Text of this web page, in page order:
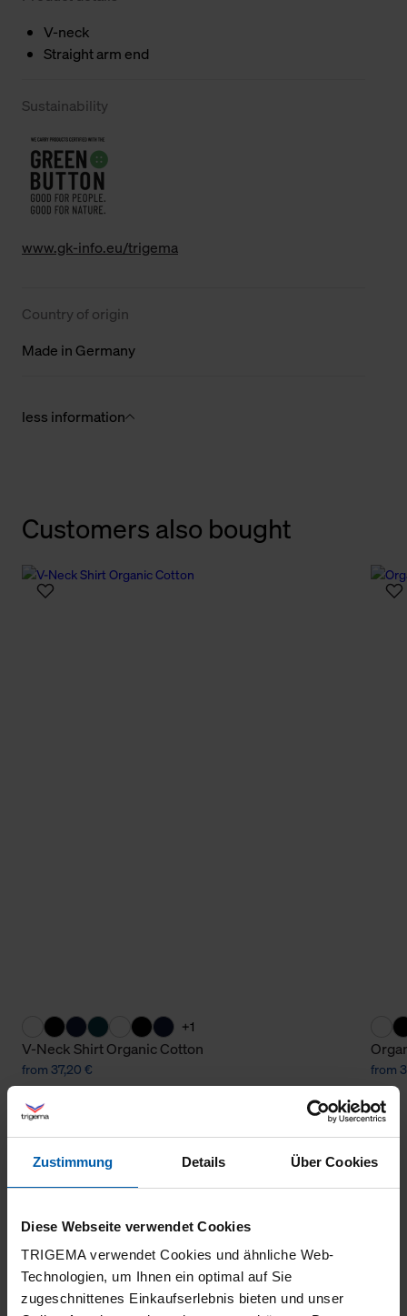
Zustimmung Details Über Cookies
Diese Webseite verwendet Cookies
TRIGEMA verwendet Cookies und ähnliche Web-
Technologien, um Ihnen ein optimal auf Sie
zugeschnittenes Einkaufserlebnis bieten und unser
V-neck
Straight arm end
Sustainability
www.gk-info.eu/trigema
Country of origin
Made in Germany
less information
Customers also bought
+1
V-Neck Shirt Organic Cotton
from 37,20 € from
climate-neutral
shipping
Family business